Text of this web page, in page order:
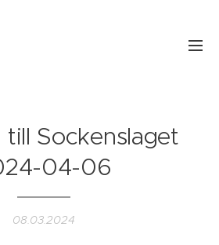
till Sockenslaget
04-06
08.03.2024